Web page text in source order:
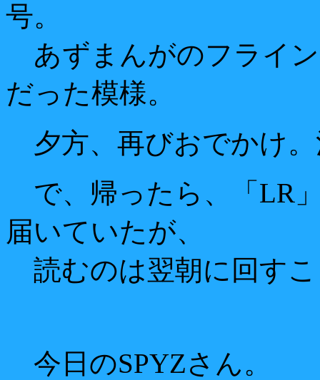
号。
あずまんがのフライ
だった模様。
夕方、再びおでかけ。
で、帰ったら、「LR
届いていたが、
読むのは翌朝に回す
今日のSPYZさん。